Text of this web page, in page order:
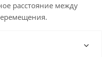
расстояние между